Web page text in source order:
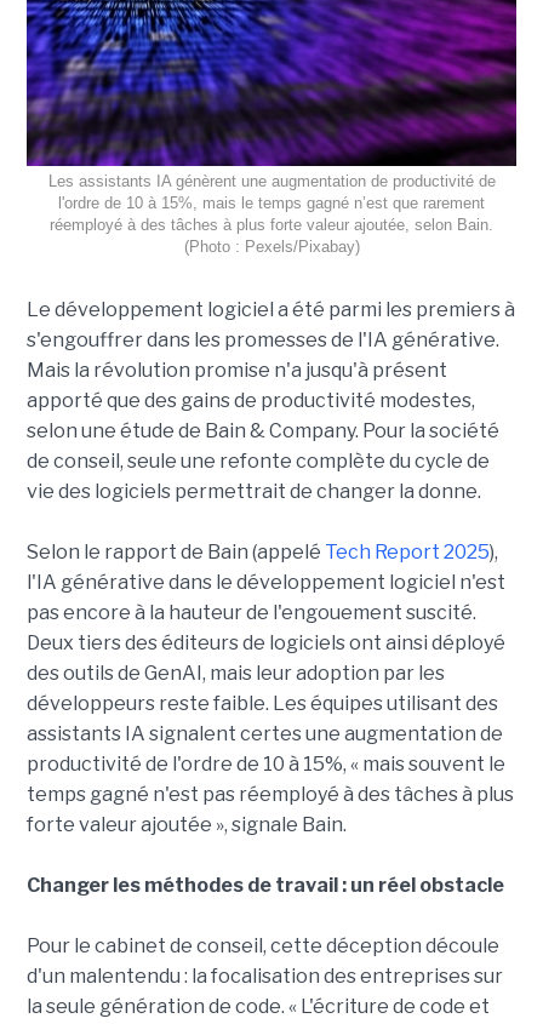
Les assistants IA génèrent une augmentation de productivité de
l'ordre de 10 à 15%, mais le temps gagné n’est que rarement
réemployé à des tâches à plus forte valeur ajoutée, selon Bain.
(Photo : Pexels/Pixabay)
Le développement logiciel a été parmi les premiers à
s'engouffrer dans les promesses de l'IA générative.
Mais la révolution promise n'a jusqu'à présent
apporté que des gains de productivité modestes,
selon une étude de Bain & Company. Pour la société
de conseil, seule une refonte complète du cycle de
vie des logiciels permettrait de changer la donne.
Selon le rapport de Bain (appelé Tech Report 2025),
l'IA générative dans le développement logiciel n'est
pas encore à la hauteur de l'engouement suscité.
Deux tiers des éditeurs de logiciels ont ainsi déployé
des outils de GenAI, mais leur adoption par les
développeurs reste faible. Les équipes utilisant des
assistants IA signalent certes une augmentation de
productivité de l'ordre de 10 à 15%, « mais souvent le
temps gagné n'est pas réemployé à des tâches à plus
forte valeur ajoutée », signale Bain.
Changer les méthodes de travail : un réel obstacle
Pour le cabinet de conseil, cette déception découle
d'un malentendu : la focalisation des entreprises sur
la seule génération de code. « L'écriture de code et